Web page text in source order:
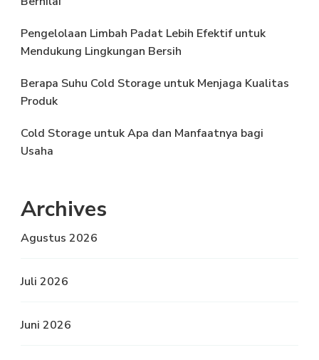
Pengelolaan Limbah Padat Lebih Efektif untuk
Mendukung Lingkungan Bersih
Berapa Suhu Cold Storage untuk Menjaga Kualitas
Produk
Cold Storage untuk Apa dan Manfaatnya bagi
Usaha
Archives
Agustus 2026
Juli 2026
Juni 2026